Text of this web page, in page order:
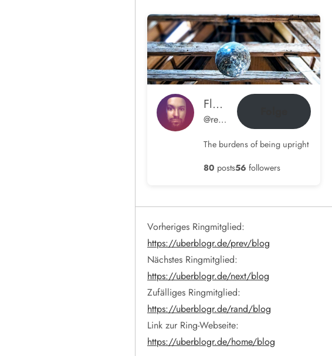
Flow im Ohr
@rene@blog.hamdorf.org
The burdens of being upright
80 posts56 followers
Vorheriges Ringmitglied:
https://uberblogr.de/prev/blog
Nächstes Ringmitglied:
https://uberblogr.de/next/blog
Zufälliges Ringmitglied:
https://uberblogr.de/rand/blog
Link zur Ring-Webseite:
https://uberblogr.de/home/blog